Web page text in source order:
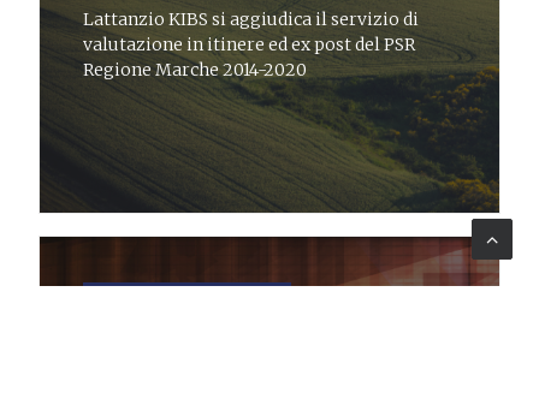
Lattanzio KIBS si aggiudica il servizio di
valutazione in itinere ed ex post del PSR
Regione Marche 2014-2020